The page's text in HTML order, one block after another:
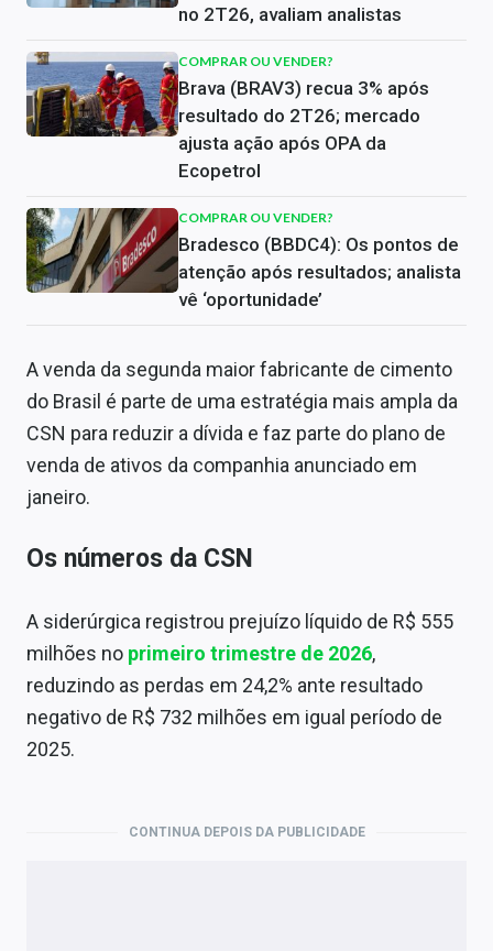
no 2T26, avaliam analistas
COMPRAR OU VENDER?
Brava (BRAV3) recua 3% após
resultado do 2T26; mercado
ajusta ação após OPA da
Ecopetrol
COMPRAR OU VENDER?
Bradesco (BBDC4): Os pontos de
atenção após resultados; analista
vê ‘oportunidade’
A venda da segunda maior fabricante de cimento
do Brasil é parte de uma estratégia mais ampla da
CSN para reduzir a dívida e faz parte do plano de
venda de ativos da companhia anunciado em
janeiro.
Os números da CSN
A siderúrgica registrou prejuízo líquido de R$ 555
milhões no primeiro trimestre de 2026,
reduzindo as perdas em 24,2% ante resultado
negativo de R$ 732 milhões em igual período de
2025.
CONTINUA DEPOIS DA PUBLICIDADE